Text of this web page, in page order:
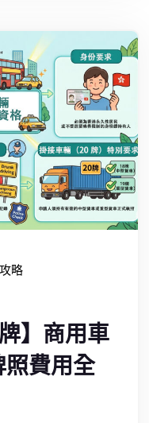
略
】商用車
費用全